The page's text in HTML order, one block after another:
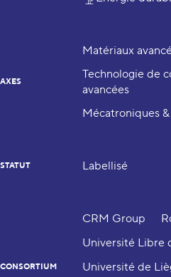
AXES
Matériaux
Technologie de
avancées
Mécatroniques
STATUT Labellisé
CONSORTIUM
CRM Group
Université Libre
Université de